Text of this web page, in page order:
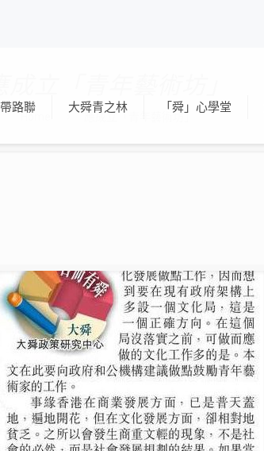
帶路聯 大舜青之林 「舜」心學堂
Home 應成立「青年藝術坊」